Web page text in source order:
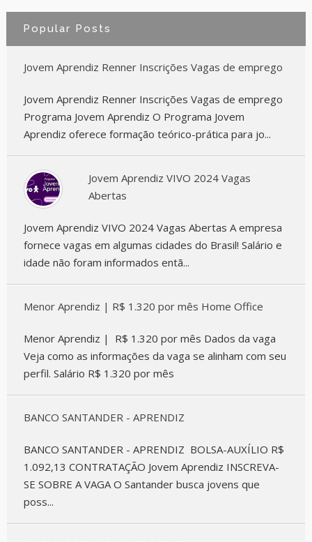
Popular Posts
Jovem Aprendiz Renner Inscrições Vagas de emprego
Jovem Aprendiz Renner Inscrições Vagas de emprego
Programa Jovem Aprendiz O Programa Jovem
Aprendiz oferece formação teórico-prática para jo...
Jovem Aprendiz VIVO 2024 Vagas
Abertas
Jovem Aprendiz VIVO 2024 Vagas Abertas A empresa
fornece vagas em algumas cidades do Brasil! Salário e
idade não foram informados entã...
Menor Aprendiz | R$ 1.320 por mês Home Office
Menor Aprendiz | R$ 1.320 por mês Dados da vaga
Veja como as informações da vaga se alinham com seu
perfil. Salário R$ 1.320 por mês
BANCO SANTANDER - APRENDIZ
BANCO SANTANDER - APRENDIZ BOLSA-AUXÍLIO R$
1.092,13 CONTRATAÇÃO Jovem Aprendiz INSCREVA-
SE SOBRE A VAGA O Santander busca jovens que
poss...